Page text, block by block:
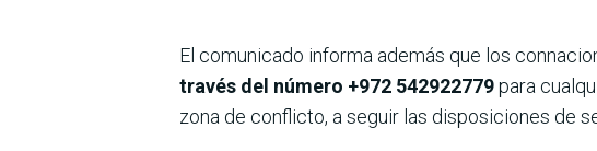
El comunicado informa además que los
través del número +972 542922779para
zona de conflicto, a seguir las disposiciones de